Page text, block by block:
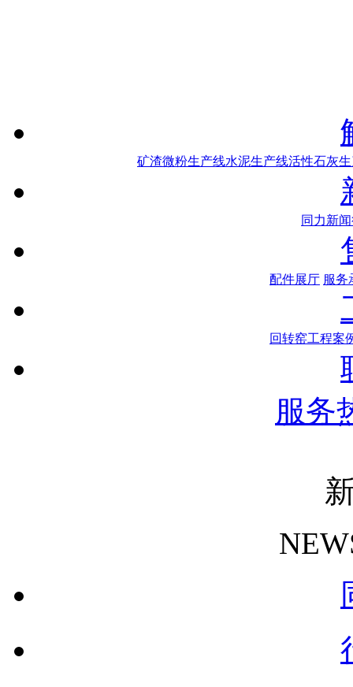
矿渣微粉生产线水泥生产线活性石灰
同力新闻
配件展厅 服务
回转窑工程案
服务